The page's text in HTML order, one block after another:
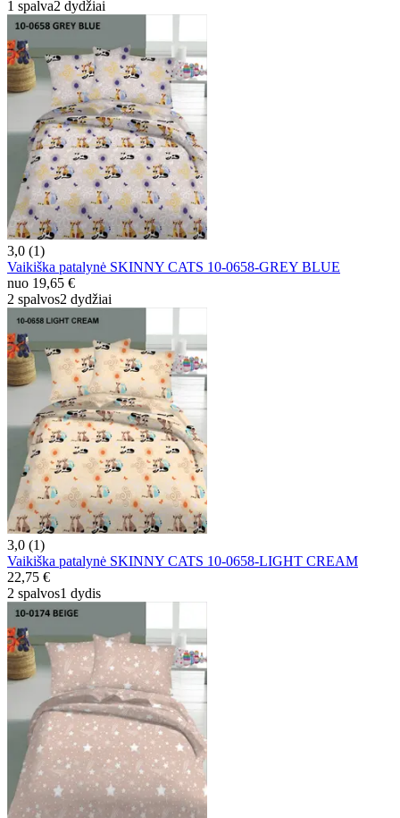
1 spalva2 dydžiai
3,0 (1)
Vaikiška patalynė SKINNY CATS 10-0658-GREY BLUE
nuo 19,65 €
2 spalvos2 dydžiai
3,0 (1)
Vaikiška patalynė SKINNY CATS 10-0658-LIGHT CREAM
22,75 €
2 spalvos1 dydis